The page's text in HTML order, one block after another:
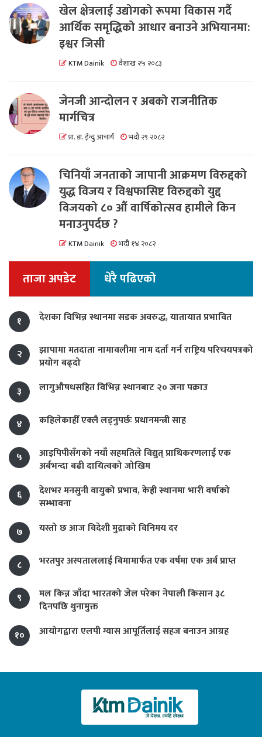
खेल क्षेत्रलाई उद्योगको रूपमा विकास गर्दै
आर्थिक समृद्धिको आधार बनाउने अभियानमा:
इश्वर जिसी
KTM Dainik वैशाख २५ २०८३
जेनजी आन्दोलन र अबको राजनीतिक
मार्गचित्र
प्रा. डा. ईन्दु आचार्य भदौ २९ २०८२
चिनियाँ जनताको जापानी आक्रमण विरुद्दको
युद्ध विजय र विश्वफासिष्ट विरुद्दको युद्द
विजयको ८० औं वार्षिकोत्सव हामीले किन
मनाउनुपर्दछ ?
KTM Dainik भदौ १४ २०८२
ताजा अपडेट धेरै पढिएको
१ देशका विभिन्न स्थानमा सडक अवरुद्ध, यातायात प्रभावित
२
झापामा मतदाता नामावलीमा नाम दर्ता गर्न राष्ट्रिय परिचयपत्रको
प्रयोग बढ्दो
३
लागुऔषधसहित विभिन्न स्थानबाट २० जना पक्राउ
४ कहिलेकाहीँ एक्लै लड्नुपर्छः प्रधानमन्त्री साह
५
आइपिपीसँगको नयाँ सहमतिले विद्युत् प्राधिकरणलाई एक
अर्बभन्दा बढी दायित्वको जोखिम
६
देशभर मनसुनी वायुको प्रभाव, केही स्थानमा भारी वर्षाको
सम्भावना
७
यस्तो छ आज विदेशी मुद्राको विनिमय दर
८ भरतपुर अस्पताललाई बिमामार्फत एक वर्षमा एक अर्ब प्राप्त
९
मल किन्न जाँदा भारतको जेल परेका नेपाली किसान ३८
दिनपछि थुनामुक्त
१०
आयोगद्वारा एलपी ग्यास आपूर्तिलाई सहज बनाउन आग्रह